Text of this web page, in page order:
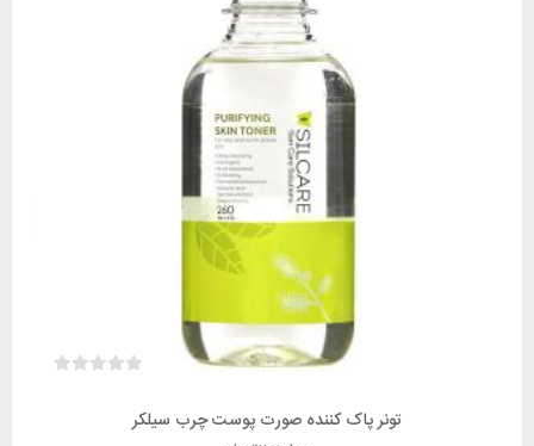
تونر پاک کننده صورت پوست چرب سیلکر